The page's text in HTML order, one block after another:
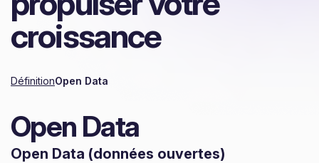
croissance
DéfinitionOpen Data
Open Data
Open Data (données ouvertes)